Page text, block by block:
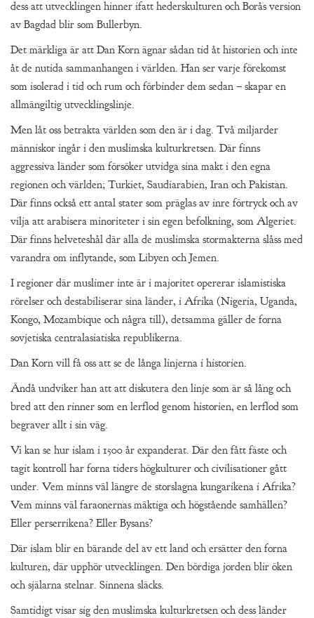
dess att utvecklingen hinner ifatt hederskulturen och Borås version
av Bagdad blir som Bullerbyn.
Det märkliga är att Dan Korn ägnar sådan tid åt historien och inte
åt de nutida sammanhangen i världen. Han ser varje förekomst
som isolerad i tid och rum och förbinder dem sedan – skapar en
allmängiltig utvecklingslinje.
Men låt oss betrakta världen som den är i dag. Två miljarder
människor ingår i den muslimska kulturkretsen. Där finns
aggressiva länder som försöker utvidga sina makt i den egna
regionen och världen; Turkiet, Saudiarabien, Iran och Pakistan.
Där finns också ett antal stater som präglas av inre förtryck och av
vilja att arabisera minoriteter i sin egen befolkning, som Algeriet.
Där finns helveteshål där alla de muslimska stormakterna slåss med
varandra om inflytande, som Libyen och Jemen.
I regioner där muslimer inte är i majoritet opererar islamistiska
rörelser och destabiliserar sina länder, i Afrika (Nigeria, Uganda,
Kongo, Mozambique och några till), detsamma gäller de forna
sovjetiska centralasiatiska republikerna.
Dan Korn vill få oss att se de långa linjerna i historien.
Ändå undviker han att att diskutera den linje som är så lång och
bred att den rinner som en lerflod genom historien, en lerflod som
begraver allt i sin väg.
Vi kan se hur islam i 1500 år expanderat. Där den fått fäste och
tagit kontroll har forna tiders högkulturer och civilisationer gått
under. Vem minns väl längre de storslagna kungarikena i Afrika?
Vem minns väl faraonernas mäktiga och högstående samhällen?
Eller perserrikena? Eller Bysans?
Där islam blir en bärande del av ett land och ersätter den forna
kulturen, där upphör utvecklingen. Den bördiga jorden blir öken
och själarna stelnar. Sinnena släcks.
Samtidigt visar sig den muslimska kulturkretsen och dess länder